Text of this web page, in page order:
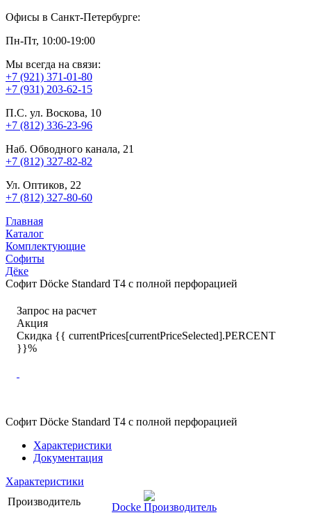
Офисы в Санкт-Петербурге:
Пн-Пт, 10:00-19:00
Мы всегда на связи:
+7 (921) 371-01-80
+7 (931) 203-62-15
П.С. ул. Воскова, 10
+7 (812) 336-23-96
Наб. Обводного канала, 21
+7 (812) 327-82-82
Ул. Оптиков, 22
+7 (812) 327-80-60
Главная
Каталог
Комплектующие
Софиты
Дёке
Софит Döcke Standard T4 с полной перфорацией
Запрос на расчет
Акция
Скидка {{ currentPrices[currentPriceSelected].PERCENT
}}%
Софит Döcke Standard T4 с полной перфорацией
Характеристики
Документация
Характеристики
Производитель
Docke